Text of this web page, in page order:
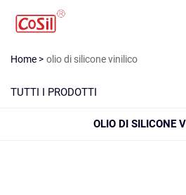
Home > olio di silicone vinilico
TUTTI I PRODOTTI
OLIO DI SILICONE